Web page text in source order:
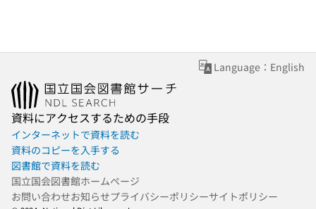
Language：English
資料にアクセスするための手段
インターネットで資料を読む
資料のコピーを入手する
図書館で資料を読む
国立国会図書館ホームページ
お問い合わせお知らせプライバシーポリシーサイトポリシー